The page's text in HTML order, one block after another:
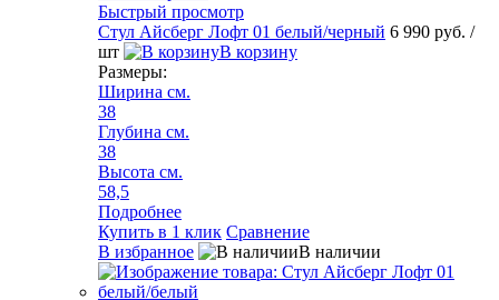
Быстрый просмотр
Стул Айсберг Лофт 01 белый/черный 6 990 руб. /
шт
В корзину
Размеры:
Ширина см.
38
Глубина см.
38
Высота см.
58,5
Подробнее
Купить в 1 клик Сравнение
В избранное
В наличии